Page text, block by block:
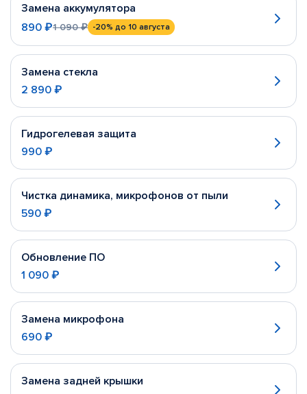
Замена аккумулятора
890 ₽1 090 ₽ -20% до 10 августа
Замена стекла
2 890 ₽
Гидрогелевая защита
990 ₽
Чистка динамика, микрофонов от пыли
590 ₽
Обновление ПО
1 090 ₽
Замена микрофона
690 ₽
Замена задней крышки